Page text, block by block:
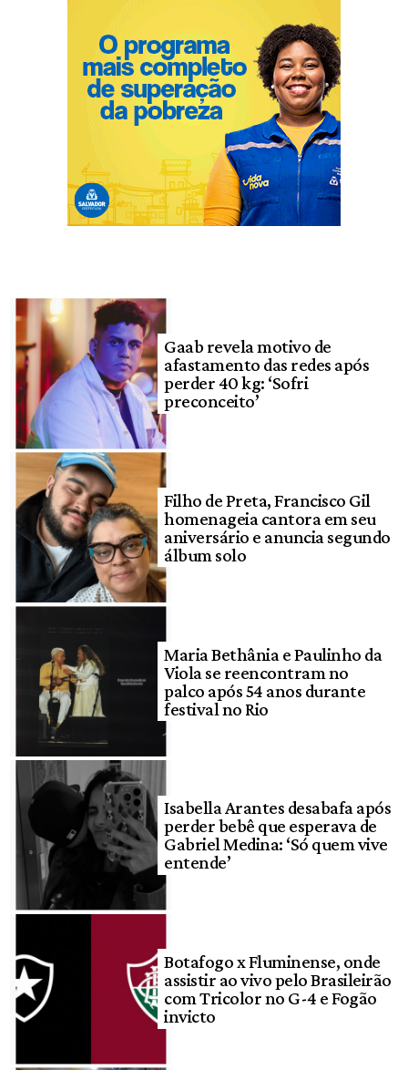
Gaab revela motivo de
afastamento das redes após
perder 40 kg: ‘Sofri
preconceito’
Filho de Preta, Francisco Gil
homenageia cantora em seu
aniversário e anuncia segundo
álbum solo
Maria Bethânia e Paulinho da
Viola se reencontram no
palco após 54 anos durante
festival no Rio
Isabella Arantes desabafa após
perder bebê que esperava de
Gabriel Medina: ‘Só quem vive
entende’
Botafogo x Fluminense, onde
assistir ao vivo pelo Brasileirão
com Tricolor no G-4 e Fogão
invicto